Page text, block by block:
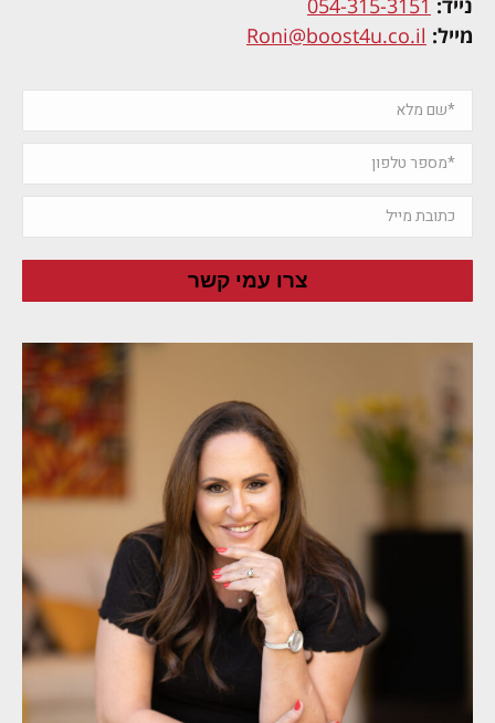
נייד: 054-315-3151
מייל: Roni@boost4u.co.il